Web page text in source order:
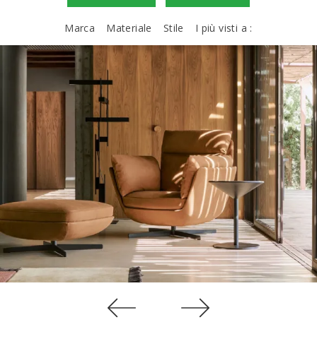
Marca Materiale Stile I più visti a :